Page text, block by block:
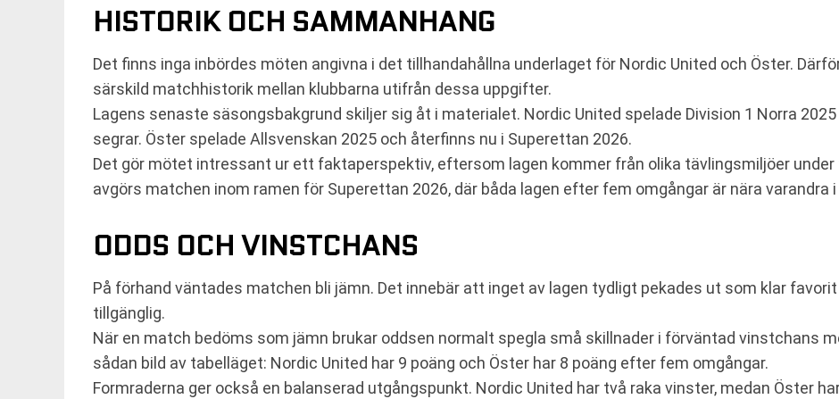
HISTORIK OCH SAMMANHANG
Det finns inga inbördes möten angivna i det tillhandahållna underlaget för Nordic United och Öster.
särskild matchhistorik mellan klubbarna utifrån dessa uppgifter.
Lagens senaste säsongsbakgrund skiljer sig åt i materialet. Nordic United spelade Division 1 Norra
segrar. Öster spelade Allsvenskan 2025 och återfinns nu i Superettan 2026.
Det gör mötet intressant ur ett faktaperspektiv, eftersom lagen kommer från olika tävlingsmiljöer
avgörs matchen inom ramen för Superettan 2026, där båda lagen efter fem omgångar är nära varandra
ODDS OCH VINSTCHANS
På förhand väntades matchen bli jämn. Det innebär att inget av lagen tydligt pekades ut som klar
tillgänglig.
När en match bedöms som jämn brukar oddsen normalt spegla små skillnader i förväntad vinstchans
sådan bild av tabelläget: Nordic United har 9 poäng och Öster har 8 poäng efter fem omgångar.
Formraderna ger också en balanserad utgångspunkt. Nordic United har två raka vinster, medan Öster